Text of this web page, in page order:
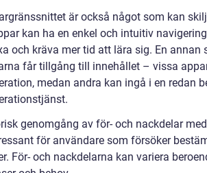
är också något som kan
kan ha en enkel och intuitiv
och kräva mer tid att lära sig. En annan
får tillgång till innehållet – vissa
medan andra kan ingå i en redan
genomgång av för- och nackdelar
för användare som försöker
För- och nackdelarna kan variera